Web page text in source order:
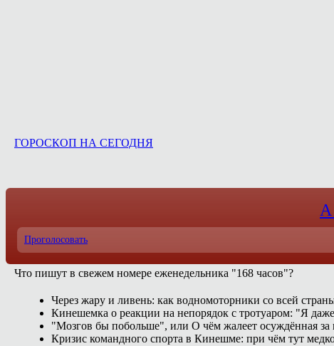
ГОРОСКОП НА СЕГОДНЯ
А
Проголосовать
Что пишут в свежем номере еженедельника "168 часов"?
Через жару и ливень: как водномоторники со всей
Кинешемка о реакции на непорядок с тротуаром: "Я
"Мозгов бы побольше", или О чём жалеет осуждённая за
Кризис командного спорта в Кинешме: при чём тут